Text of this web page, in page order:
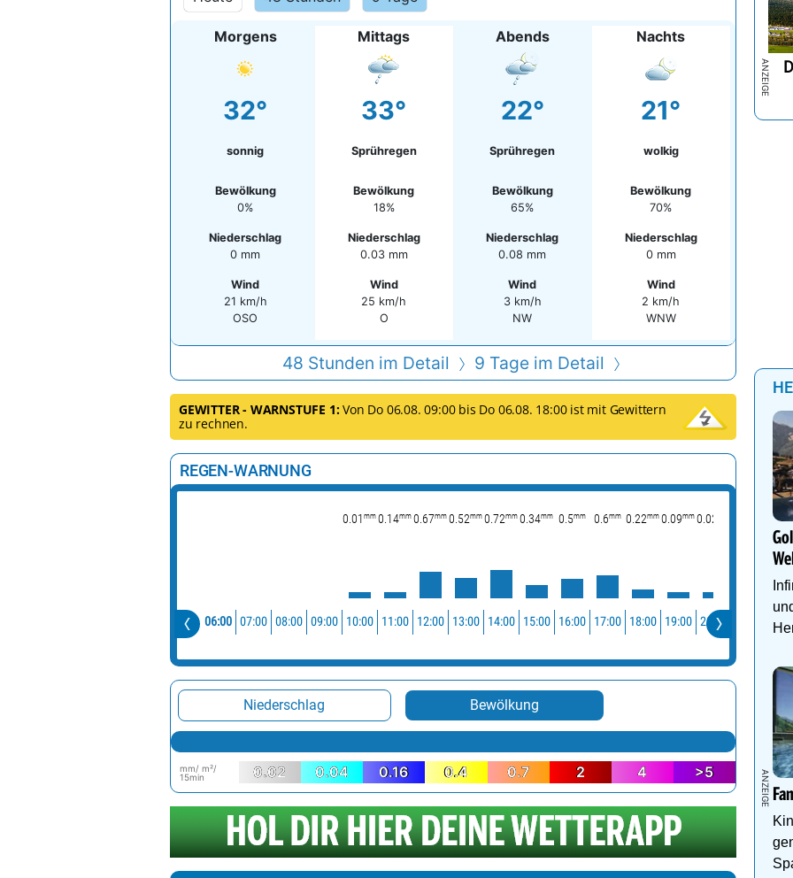
Morgens
32°
sonnig
Bewölkung
0%
Niederschlag
0 mm
Wind
21 km/h
OSO
Mittags
33°
Sprühregen
Bewölkung
18%
Niederschlag
0.03 mm
Wind
25 km/h
O
Abends
22°
Sprühregen
Bewölkung
65%
Niederschlag
0.08 mm
Wind
3 km/h
NW
Nachts
21°
wolkig
Bewölkung
70%
Niederschlag
0 mm
Wind
2 km/h
WNW
48 Stunden im Detail 9 Tage im Detail
GEWITTER - WARNSTUFE 1:Von Do 06.08. 09:00 bis Do 06.08. 18:00 ist mit Gewittern
zu rechnen.
REGEN-WARNUNG
0.01 mm 0.14mm 0.67mm 0.52mm 0.72mm 0.34mm 0.5mm 0.6mm 0.22mm 0.09mm 0.02 0.06
06:00 07:00 08:00 09:00 10:00 11:00 12:00 13:00 14:00 15:00 16:00 17:00 18:00 19:00 20:00
Niederschlag Bewölkung
mm/ m²/
15min
0.02 0.04 0.16 0.4 0.7 2 4 >5